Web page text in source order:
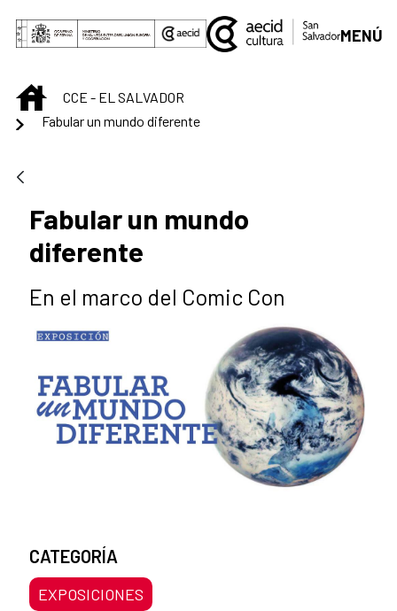
Saut au contenu principal
MENÚ
INICIOCCE - EL SALVADOR
Fabular un mundo diferente
Fabular un mundo
diferente
En el marco del Comic Con
CATEGORÍA
EXPOSICIONES